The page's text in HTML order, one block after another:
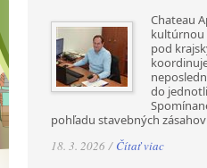
Chateau
kultúrnou
pod
do
pohľadu stavebných zásahov
18. 3. 2026 / Čítať viac